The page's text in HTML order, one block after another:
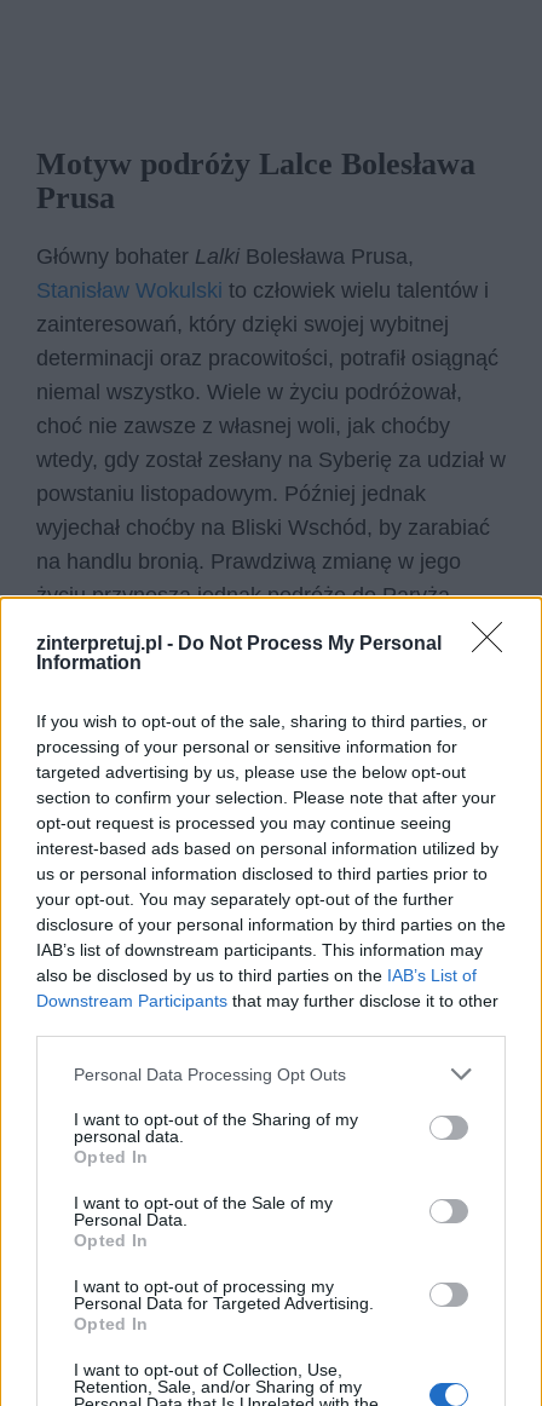
zinterpretuj.pl - Do Not Process My Personal
Information
If you wish to opt-out of the sale, sharing to third parties, or
processing of your personal or sensitive information for
targeted advertising by us, please use the below opt-out
section to confirm your selection. Please note that after your
opt-out request is processed you may continue seeing
interest-based ads based on personal information utilized by
us or personal information disclosed to third parties prior to
your opt-out. You may separately opt-out of the further
disclosure of your personal information by third parties on the
IAB’s list of downstream participants. This information may
also be disclosed by us to third parties on the IAB’s List of
Downstream Participants that may further disclose it to other
Personal Data Processing Opt Outs
I want to opt-out of the Sharing of my
personal data.
Opted In
I want to opt-out of the Sale of my
Personal Data.
Opted In
I want to opt-out of processing my
Personal Data for Targeted Advertising.
Opted In
I want to opt-out of Collection, Use,
Retention, Sale, and/or Sharing of my
Motyw podróży Lalce Bolesława
Prusa
Główny bohater Lalki Bolesława Prusa,
Stanisław Wokulski to człowiek wielu talentów i
zainteresowań, który dzięki swojej wybitnej
determinacji oraz pracowitości, potrafił osiągnąć
niemal wszystko. Wiele w życiu podróżował,
choć nie zawsze z własnej woli, jak choćby
wtedy, gdy został zesłany na Syberię za udział w
powstaniu listopadowym. Później jednak
wyjechał choćby na Bliski Wschód, by zarabiać
na handlu bronią. Prawdziwą zmianę w jego
życiu przynoszą jednak podróże do Paryża.
To właśnie to miasto skłania go do refleksji o
Warszawa wydaje mu się przesiąknięta
polskością, zaściankowością, społecznymi
podziałami, niechęcią i kompleksami. Paryż
wydaje się samą swoją architekturą łączyć ludzi
oraz najrozmaitsze dziedziny ich zainteresowań,
co ułatwia harmonijny rozwój całego
społeczeństwa. To właśnie w Paryżu Wokulski
spotykaprofesora Geista, który rozpala w nim
na nowo pasję wynalazczości fizycznej i
rzeczywistość do własnego wzoru, o tyle w
Paryżu świat wydaje się sam dostosowywać do
jego potrzeb i wymagań. Jest to bardzo
znamienne, ponieważ bardzo często granice
granicami mentalnymi, artystycznymi,
naukowymi. Dziedziny te jednak nie mają
narodowości.